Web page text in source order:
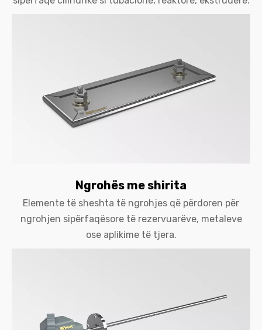
Ngrohës me shirita
Elemente të sheshta të ngrohjes që përdoren për
ngrohjen sipërfaqësore të rezervuarëve, metaleve
ose aplikime të tjera.